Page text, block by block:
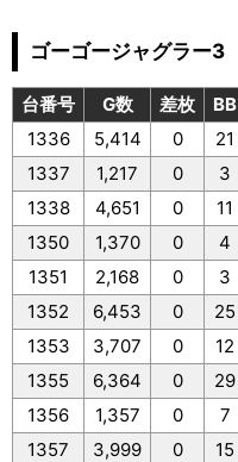
ゴーゴージャグラー3
台番号 G数 差枚 BB
1336
5,414 0 21
1337
1,217 0 3
1338
4,651 0 11
1350
1,370 0 4
1351
2,168 0 3
1352
6,453 0 25
1353
3,707 0 12
1355
6,364 0 29
1356
1,357 0 7
1357
3,999 0 15